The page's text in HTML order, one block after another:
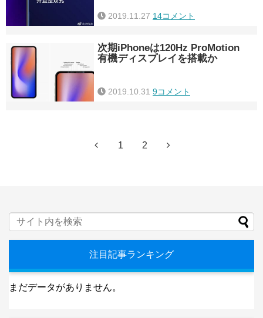
2019.11.27 14コメント
次期iPhoneは120Hz ProMotion
有機ディスプレイを搭載か
2019.10.31 9コメント
1 2
注目記事ランキング
まだデータがありません。